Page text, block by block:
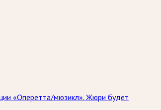
«Оперетта/мюзикл». Жюри будет